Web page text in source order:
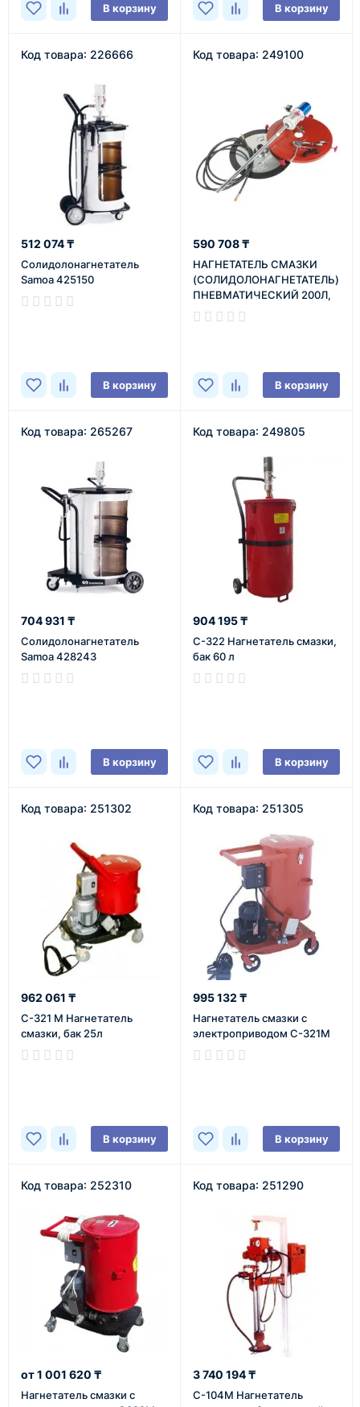
В корзину В корзину
Код товара: 226666
512 074 ₸
Солидолонагнетатель
Samoa 425150
В корзину
Код товара: 249100
590 708 ₸
НАГНЕТАТЕЛЬ СМАЗКИ
(СОЛИДОЛОНАГНЕТАТЕЛЬ)
ПНЕВМАТИЧЕСКИЙ 200Л,
30Г/ХОД, ШЛАНГ 6М JTC
В корзину
Код товара: 265267
704 931 ₸
Солидолонагнетатель
Samoa 428243
В корзину
Код товара: 249805
904 195 ₸
С-322 Нагнетатель смазки,
бак 60 л
В корзину
Код товара: 251302
962 061 ₸
С-321 М Нагнетатель
смазки, бак 25л
В корзину
Код товара: 251305
995 132 ₸
Нагнетатель смазки с
электроприводом С-321М
В корзину
Код товара: 252310
1 001 620 ₸
Нагнетатель смазки с
Код товара: 251290
3 740 194 ₸
С-104М Нагнетатель